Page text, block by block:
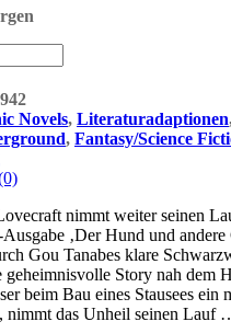
Novels, Literaturadaptionen
, Fantasy/Science
nimmt weiter seinen
‚Der Hund und andere
Gou Tanabes klare
geheimnisvolle Story nah dem
beim Bau eines Stausees ein
nimmt das Unheil seinen Lauf